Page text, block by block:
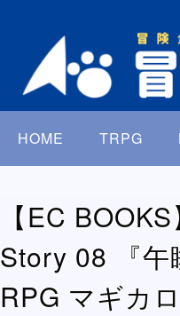
HOME TRPG
【EC
Story 08 『午
RPG マギカ